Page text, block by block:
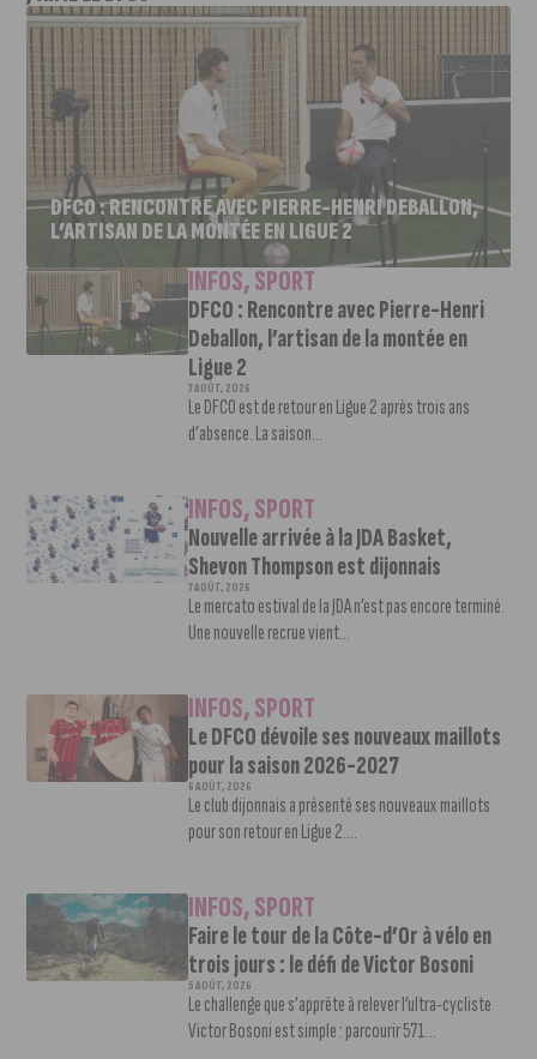
DFCO : RENCONTRE AVEC PIERRE-HENRI DEBALLON,
L’ARTISAN DE LA MONTÉE EN LIGUE 2
INFOS,SPORT
DFCO : Rencontre avec Pierre-Henri
Deballon, l’artisan de la montée en
Ligue 2
7 AOÛT, 2026
Le DFCO est de retour en Ligue 2 après trois ans
d’absence. La saison...
INFOS,SPORT
Nouvelle arrivée à la JDA Basket,
Shevon Thompson est dijonnais
7 AOÛT, 2026
Le mercato estival de la JDA n’est pas encore terminé.
Une nouvelle recrue vient...
INFOS,SPORT
Le DFCO dévoile ses nouveaux maillots
pour la saison 2026-2027
6 AOÛT, 2026
Le club dijonnais a présenté ses nouveaux maillots
pour son retour en Ligue 2....
INFOS,SPORT
Faire le tour de la Côte-d’Or à vélo en
trois jours : le défi de Victor Bosoni
5 AOÛT, 2026
Le challenge que s’apprête à relever l’ultra-cycliste
Victor Bosoni est simple : parcourir 571...